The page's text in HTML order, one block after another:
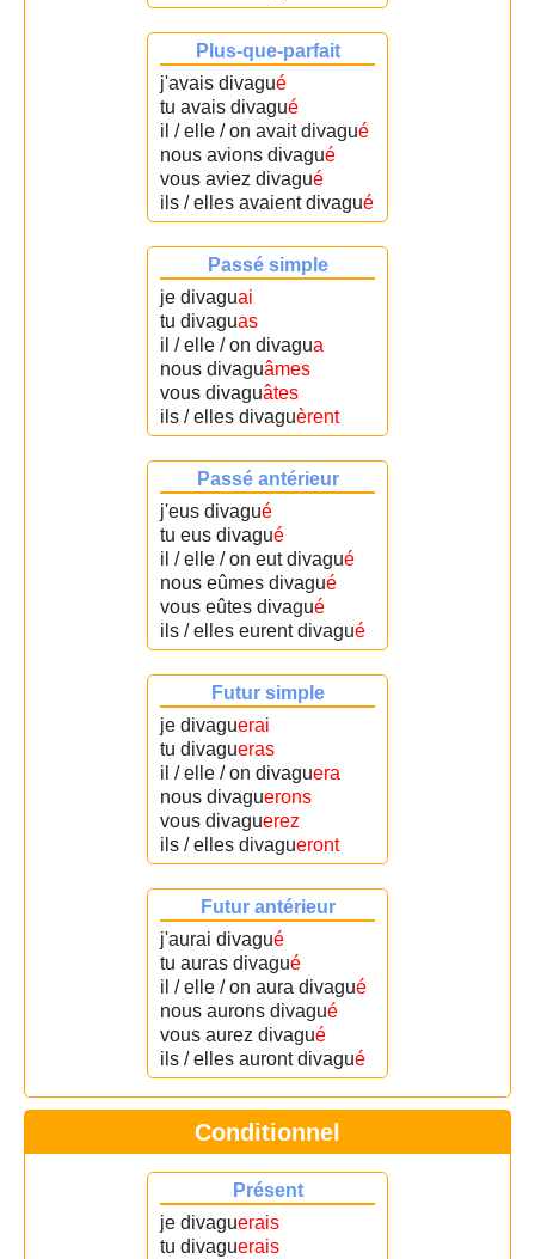
Plus-que-parfait
j'avais divagué
tu avais divagué
il / elle / on avait divagué
nous avions divagué
vous aviez divagué
ils / elles avaient divagué
Passé simple
je divaguai
tu divaguas
il / elle / on divagua
nous divaguâmes
vous divaguâtes
ils / elles divaguèrent
Passé antérieur
j'eus divagué
tu eus divagué
il / elle / on eut divagué
nous eûmes divagué
vous eûtes divagué
ils / elles eurent divagué
Futur simple
je divaguerai
tu divagueras
il / elle / on divaguera
nous divaguerons
vous divaguerez
ils / elles divagueront
Futur antérieur
j'aurai divagué
tu auras divagué
il / elle / on aura divagué
nous aurons divagué
vous aurez divagué
ils / elles auront divagué
Conditionnel
Présent
je divaguerais
tu divaguerais